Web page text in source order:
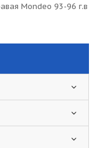
Mondeo 93-96 г.в